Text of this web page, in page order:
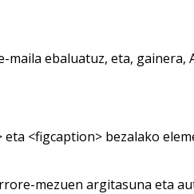
maila ebaluatuz, eta, gainera,
<figcaption> bezalako
mezuen argitasuna eta